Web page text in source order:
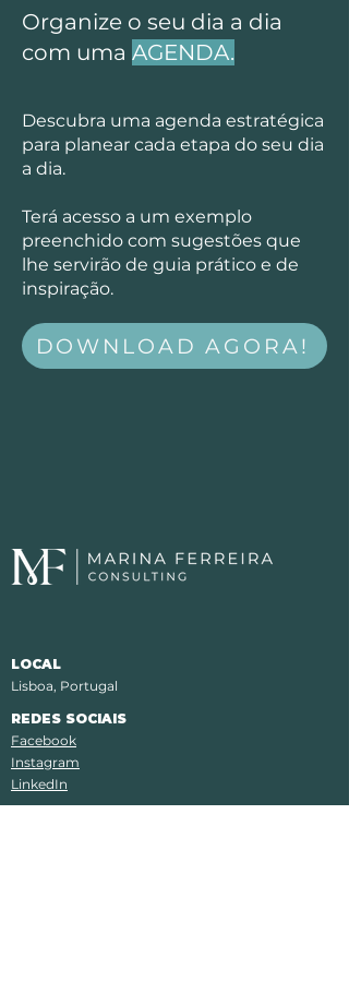
Organize o seu dia a dia
com uma AGENDA.
Descubra uma agenda estratégica
para planear cada etapa do seu dia
a dia.
Terá acesso a um exemplo
preenchido com sugestões que
lhe servirão de guia prático e de
inspiração.
DOWNLOAD AGORA!
LOCAL
Lisboa, Portugal
REDES SOCIAIS
Facebook
Instagram
LinkedIn